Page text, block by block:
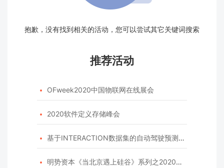
抱歉，没有找到相关的活动，您可以尝试其它关键词搜索
推荐活动
 OFweek2020中国物联网在线展会
 2020软件定义存储峰会
 基于INTERACTION数据集的自动驾驶预测模型挑战赛
 明势资本《当北京遇上硅谷》系列之2020年度开源峰会